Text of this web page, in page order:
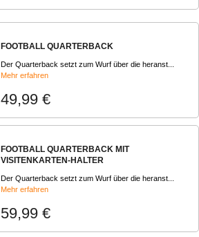
FOOTBALL QUARTERBACK
Der Quarterback setzt zum Wurf über die heranst...
Mehr erfahren
49,99 €
FOOTBALL QUARTERBACK MIT
VISITENKARTEN-HALTER
Der Quarterback setzt zum Wurf über die heranst...
Mehr erfahren
59,99 €